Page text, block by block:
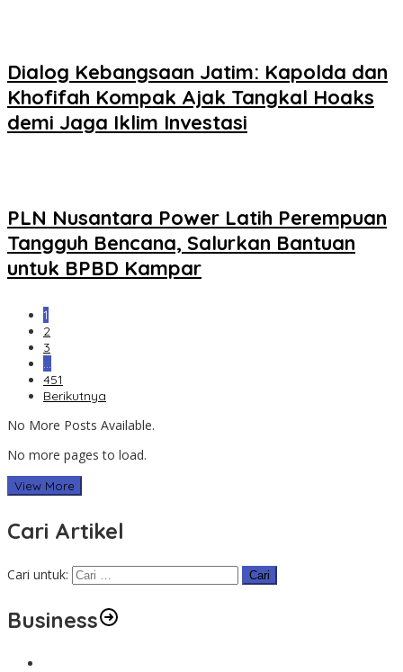
Dialog Kebangsaan Jatim: Kapolda dan
Khofifah Kompak Ajak Tangkal Hoaks
demi Jaga Iklim Investasi
PLN Nusantara Power Latih Perempuan
Tangguh Bencana, Salurkan Bantuan
untuk BPBD Kampar
1
2
3
…
451
Berikutnya
No More Posts Available.
No more pages to load.
View More
Cari Artikel
Cari untuk:
Business